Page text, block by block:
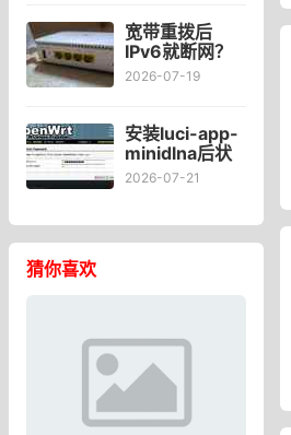
宽带重拨后
IPv6就断网？
宽带自动重拨
2026-07-19
安装luci-app-
minidlna后状
态页“cpu使用
录。
2026-07-21
猜你喜欢